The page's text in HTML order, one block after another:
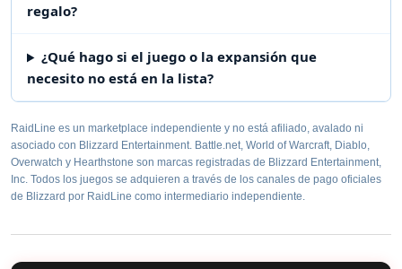
regalo?
¿Qué hago si el juego o la expansión que
necesito no está en la lista?
RaidLine es un marketplace independiente y no está afiliado, avalado ni
asociado con Blizzard Entertainment. Battle.net, World of Warcraft, Diablo,
Overwatch y Hearthstone son marcas registradas de Blizzard Entertainment,
Inc. Todos los juegos se adquieren a través de los canales de pago oficiales
de Blizzard por RaidLine como intermediario independiente.